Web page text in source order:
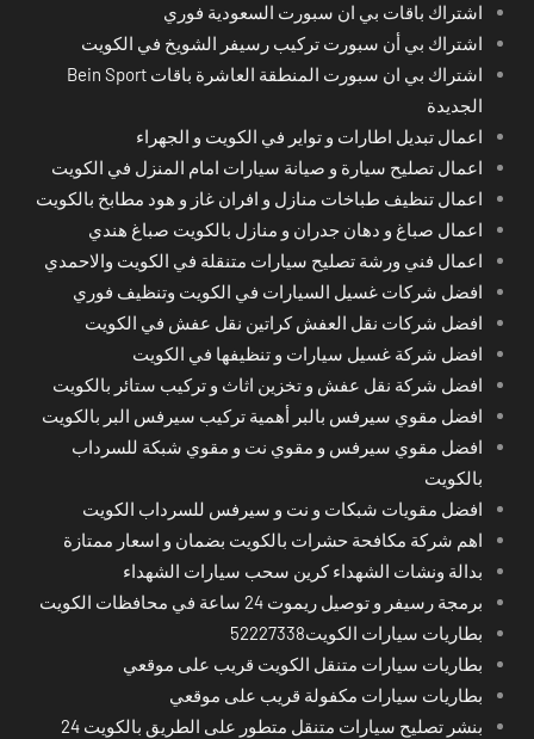
اشتراك باقات بي ان سبورت السعودية فوري
اشتراك بي أن سبورت تركيب رسيفر الشويخ في الكويت
اشتراك بي ان سبورت المنطقة العاشرة باقات Bein Sport
الجديدة
اعمال تبديل اطارات و تواير في الكويت و الجهراء
اعمال تصليح سيارة و صيانة سيارات امام المنزل في الكويت
اعمال تنظيف طباخات منازل و افران غاز و هود مطابخ بالكويت
اعمال صباغ و دهان جدران و منازل بالكويت صباغ هندي
اعمال فني ورشة تصليح سيارات متنقلة في الكويت والاحمدي
افضل شركات غسيل السيارات في الكويت وتنظيف فوري
افضل شركات نقل العفش كراتين نقل عفش في الكويت
افضل شركة غسيل سيارات و تنظيفها في الكويت
افضل شركة نقل عفش و تخزين اثاث و تركيب ستائر بالكويت
افضل مقوي سيرفس بالبر أهمية تركيب سيرفس البر بالكويت
افضل مقوي سيرفس و مقوي نت و مقوي شبكة للسرداب
بالكويت
افضل مقويات شبكات و نت و سيرفس للسرداب الكويت
اهم شركة مكافحة حشرات بالكويت بضمان و اسعار ممتازة
بدالة ونشات الشهداء كرين سحب سيارات الشهداء
برمجة رسيفر و توصيل ريموت 24 ساعة في محافظات الكويت
بطاريات سيارات الكويت52227338
بطاريات سيارات متنقل الكويت قريب على موقعي
بطاريات سيارات مكفولة قريب على موقعي
بنشر تصليح سيارات متنقل متطور على الطريق بالكويت 24